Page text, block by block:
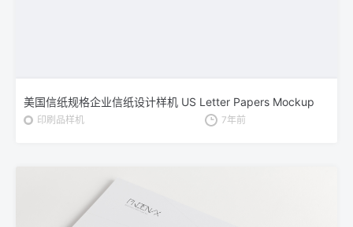
美国信纸规格企业信纸设计样机 US Letter Papers Mockup
印刷品样机 7年前